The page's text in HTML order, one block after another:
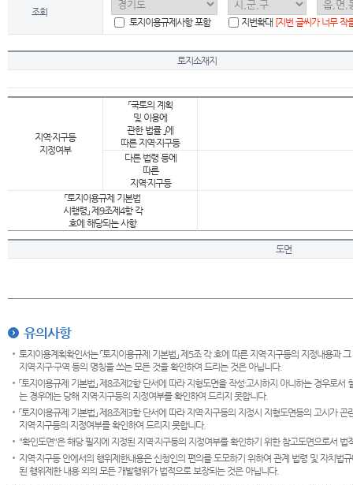
조회
토지이용규제사항 포함
지번확대 [지번 글씨가 너무 작
토지소재지
지역·지구등
지정여부
「국토의 계획
및 이용에
관한 법률 」에
따른 지역·지구등
다른 법령 등에
따른
지역·지구등
「토지이용규제 기본법
시행령」 제9조제4항 각
호에 해당되는 사항
도면
유의사항
토지이용계획확인서는 「토지이용규제 기본법」 제5조 각 호에 따른 지역·지구등의 지정내용
지역·지구·구역 등의 명칭을 쓰는 모든 것을 확인하여 드리는 것은 아닙니다.
「토지이용규제 기본법」 제8조제2항 단서에 따라 지형도면을 작성·고시하지 아니하는 경우로
는 경우에는 당해 지역·지구등의 지정여부를 확인하여 드리지 못합니다.
「토지이용규제 기본법」 제8조제3항 단서에 따라 지역·지구등의 지정시 지형도면등의 고시가
지역·지구등의 지정여부를 확인하여 드리지 못합니다.
"확인도면"은 해당 필지에 지정된 지역·지구등의 지정여부를 확인하기 위한 참고도면으로서
지역·지구등 안에서의 행위제한내용은 신청인의 편의를 도모하기 위하여 관계 법령 및 자치
된 행위제한 내용 외의 모든 개발행위가 법적으로 보장되는 것은 아닙니다.